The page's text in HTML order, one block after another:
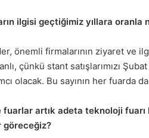
ilgisi geçtiğimiz yıllara oranla
önemli firmalarının ziyaret ve
çünkü stant satışlarımızı
olacak. Bu sayının her fuarda
artık adeta teknoloji fuarı
ATLAS İş Makinaları’nda